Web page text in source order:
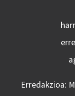
Erredakzioa: